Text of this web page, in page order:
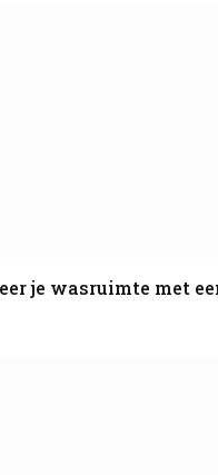
je wasruimte met